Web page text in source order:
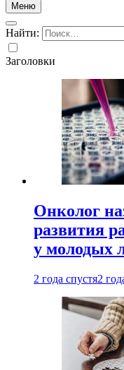
Меню
Найти:
Заголовки
Онколог
развития
у молодых
2 года спустя2